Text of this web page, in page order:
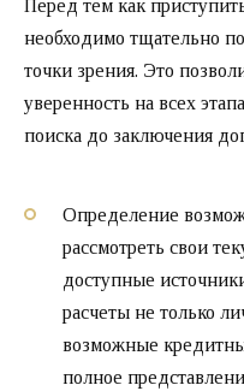
Перед тем как
необходимо тщательно
точки зрения. Это
уверенность на всех
поиска до заключения
Определение
рассмотреть свои
доступные
расчеты не только
возможные
полное